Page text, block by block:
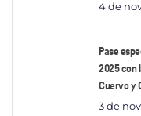
4 de
Pase
2025 con
Cuervo y
3 de